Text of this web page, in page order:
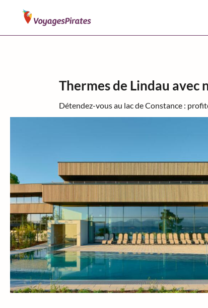
Thermes de Lindau avec
Détendez-vous au lac de Constance :